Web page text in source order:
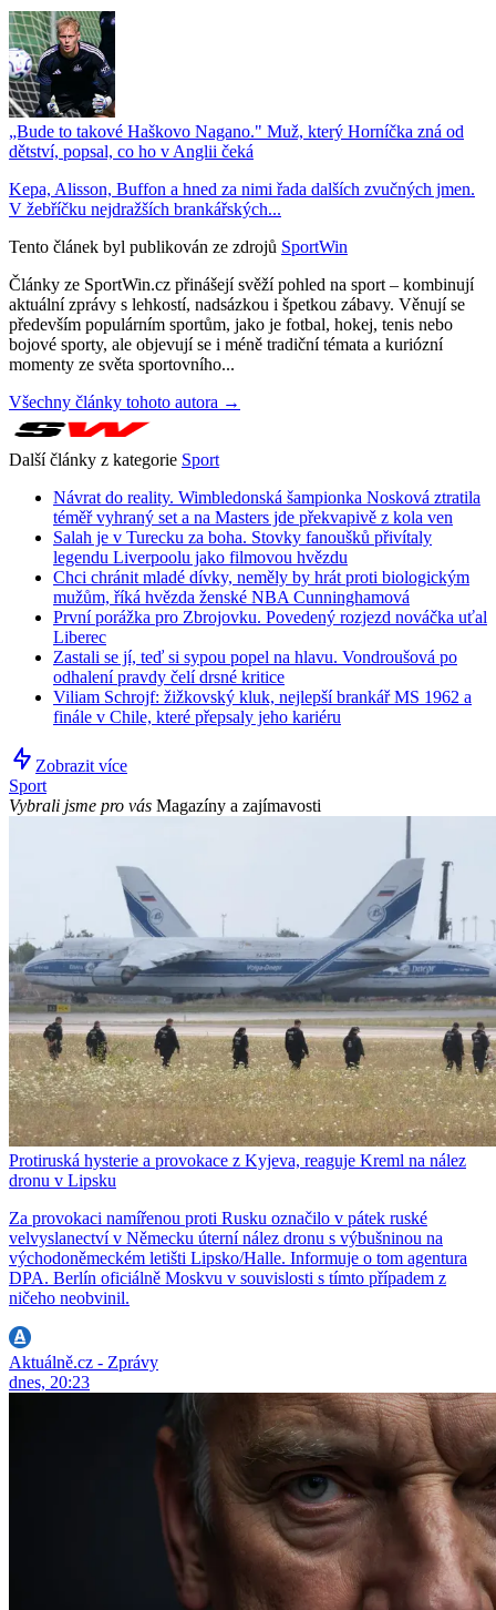
„Bude to takové Haškovo Nagano." Muž, který Horníčka zná od
dětství, popsal, co ho v Anglii čeká
Kepa, Alisson, Buffon a hned za nimi řada dalších zvučných jmen.
V žebříčku nejdražších brankářských...
Tento článek byl publikován ze zdrojů SportWin
Články ze SportWin.cz přinášejí svěží pohled na sport – kombinují
aktuální zprávy s lehkostí, nadsázkou i špetkou zábavy. Věnují se
především populárním sportům, jako je fotbal, hokej, tenis nebo
bojové sporty, ale objevují se i méně tradiční témata a kuriózní
momenty ze světa sportovního...
Všechny články tohoto autora →
Další články z kategorie Sport
Návrat do reality. Wimbledonská šampionka Nosková ztratila
téměř vyhraný set a na Masters jde překvapivě z kola ven
Salah je v Turecku za boha. Stovky fanoušků přivítaly
legendu Liverpoolu jako filmovou hvězdu
Chci chránit mladé dívky, neměly by hrát proti biologickým
mužům, říká hvězda ženské NBA Cunninghamová
První porážka pro Zbrojovku. Povedený rozjezd nováčka uťal
Liberec
Zastali se jí, teď si sypou popel na hlavu. Vondroušová po
odhalení pravdy čelí drsné kritice
Viliam Schrojf: žižkovský kluk, nejlepší brankář MS 1962 a
finále v Chile, které přepsaly jeho kariéru
Zobrazit více
Sport
Vybrali jsme pro vás Magazíny a zajímavosti
Protiruská hysterie a provokace z Kyjeva, reaguje Kreml na nález
dronu v Lipsku
Za provokaci namířenou proti Rusku označilo v pátek ruské
velvyslanectví v Německu úterní nález dronu s výbušninou na
východoněmeckém letišti Lipsko/Halle. Informuje o tom agentura
DPA. Berlín oficiálně Moskvu v souvislosti s tímto případem z
ničeho neobvinil.
Aktuálně.cz - Zprávy
dnes, 20:23